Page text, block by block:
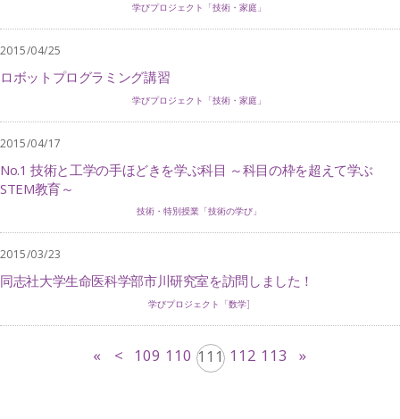
学びプロジェクト「技術・家庭」
2015/04/25
ロボットプログラミング講習
学びプロジェクト「技術・家庭」
2015/04/17
No.1 技術と工学の手ほどきを学ぶ科目 ～科目の枠を超えて学ぶ
STEM教育～
技術・特別授業「技術の学び」
2015/03/23
同志社大学生命医科学部市川研究室を訪問しました！
学びプロジェクト「数学]
« < 109 110 111 112 113 »